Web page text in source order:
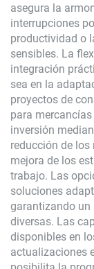
asegura la
interrupciones
productividad o
sensibles. La
integración
sea en la
proyectos de
para
inversión
reducción de
mejora de los
trabajo. Las
soluciones
garantizando
diversas. Las
disponibles en
actualizaciones